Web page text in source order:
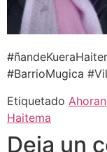
#BarrioMugica
Etiquetado
Haitema
Deja un